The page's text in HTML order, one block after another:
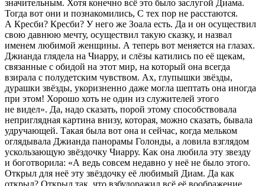
значительным. Хотя конечно всё это было заслугой Диама.
Тогда вот они и познакомились, С тех пор не расстаются.
А Кресби? Кресби? У него же Зоала есть. Да и он осуществил
свою давнюю мечту, осуществил такую сказку, и назвал
именем любимой женщины. А теперь вот меняется на глазах.
Джианда глядела на Чиарру, и слёзы катились по её щекам,
связанные с обидой на этот мир, на который она всегда
взирала с полудетским чувством. Ах, глупышки звёзды,
дурашки звёзды, укоризненно даже могла шептать она иногда
при этом! Хорошо хоть не один из служителей этого
не видел». Да, надо сказать, порой этому способствовала
неприглядная картина внизу, которая, можно сказать, бывала
удручающей. Такая была вот она и сейчас, когда мельком
оглядывала Джианда панорамы Голонды, а ловила взглядом
ускользающую звёздочку Чиарру. Как она любила эту звезду
и боготворила: «А ведь совсем недавно у неё не было этого.
Открыл для неё эту звёздочку её любимый Диам. Да как